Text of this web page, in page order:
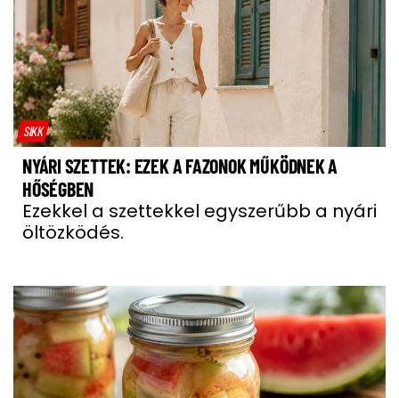
SIKK
NYÁRI SZETTEK: EZEK A FAZONOK MŰKÖDNEK A
HŐSÉGBEN
Ezekkel a szettekkel egyszerűbb a nyári
öltözködés.